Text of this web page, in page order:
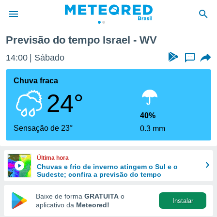
da
fornecidas
a este
das
e
forma
digital
Previsão do tempo Israel - WV
14:00 Sábado ...
Chuva fraca
24°
Sensação de 23°
40%
0.3 mm
Última hora
Chuvas e frio de inverno atingem o Sul e o
Sudeste; confira a previsão do tempo
Baixe de forma GRATUITA o
aplicativo da Meteored!
Instalar